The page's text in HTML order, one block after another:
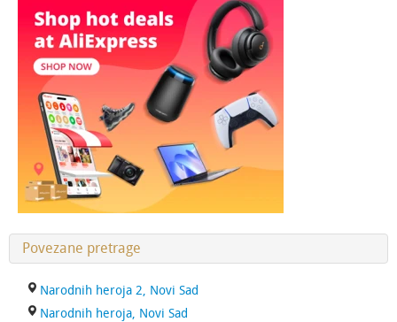
Povezane pretrage
Narodnih heroja 2, Novi Sad
Narodnih heroja, Novi Sad